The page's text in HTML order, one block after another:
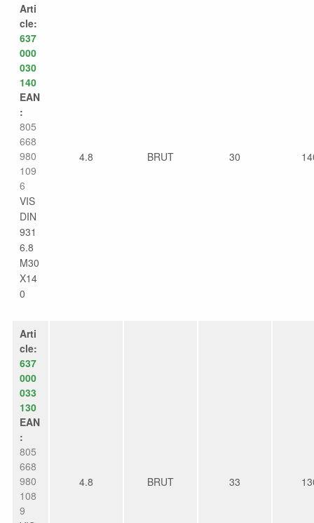
Arti
cle:
637
000
030
140
EAN
:
805
668
980
109
6
VIS
DIN
931
6.8
M30
X14
0
4.8 BRUT 30
Arti
cle:
637
000
033
130
EAN
:
805
668
980
108
9
4.8 BRUT 33